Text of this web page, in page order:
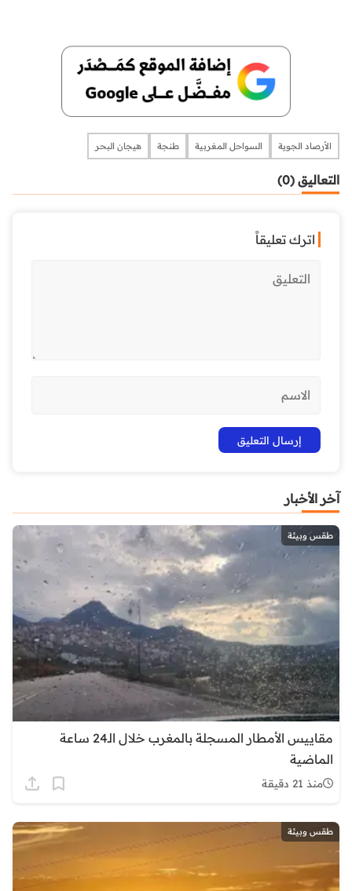
الأرصاد الجوية السواحل المغربية طنجة هيجان البحر
التعاليق (0)
اترك تعليقاً
آخر الأخبار
طقس وبيئة
مقاييس الأمطار المسجلة بالمغرب خلال الـ24 ساعة
الماضية
منذ 21 دقيقة
طقس وبيئة